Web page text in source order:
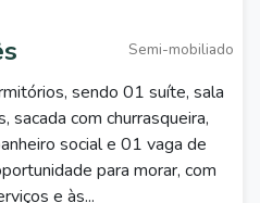
Semi-mobiliado
sendo 01 suíte, sala
sacada com churrasqueira,
social e 01 vaga de
para morar, com
e às...